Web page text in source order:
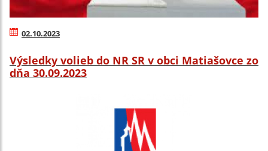
02.10.2023
Výsledky volieb do NR SR v obci Matiašovce zo
dňa 30.09.2023